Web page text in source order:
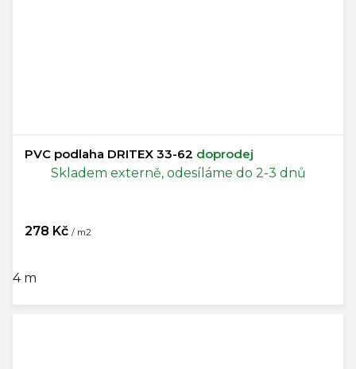
PVC podlaha DRITEX 33-62 doprodej
Skladem externě, odesíláme do 2-3 dnů
278 Kč / m2
4 m